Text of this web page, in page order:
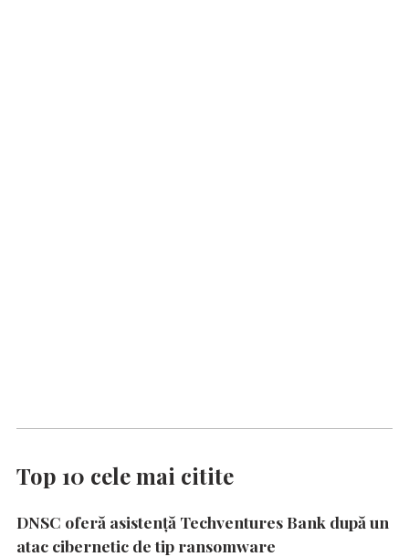
Top 10 cele mai citite
DNSC oferă asistență Techventures Bank după un
atac cibernetic de tip ransomware